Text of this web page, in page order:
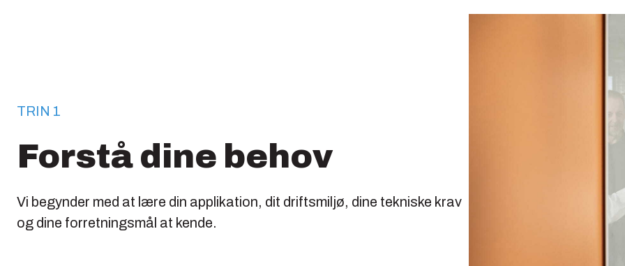
TRIN 1
Forstå dine behov
Vi begynder med at lære din applikation, dit driftsmiljø, dine tekniske krav
og dine forretningsmål at kende.